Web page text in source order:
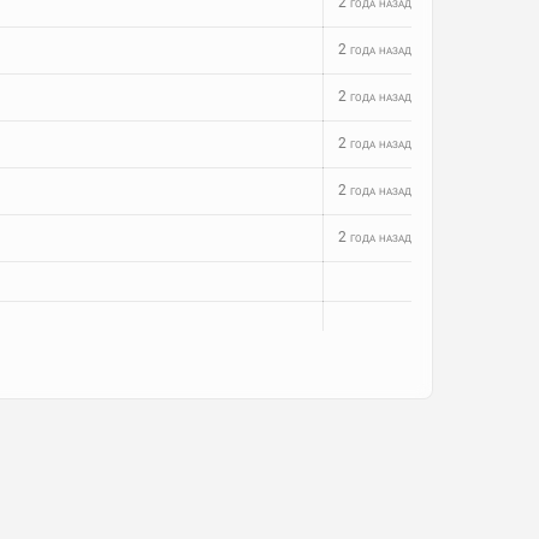
2 года назад
2 года назад
2 года назад
2 года назад
2 года назад